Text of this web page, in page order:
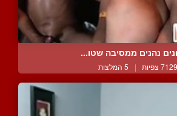
נהנים ממסיבה שטו...
7129 צפיות | 5 המלצות